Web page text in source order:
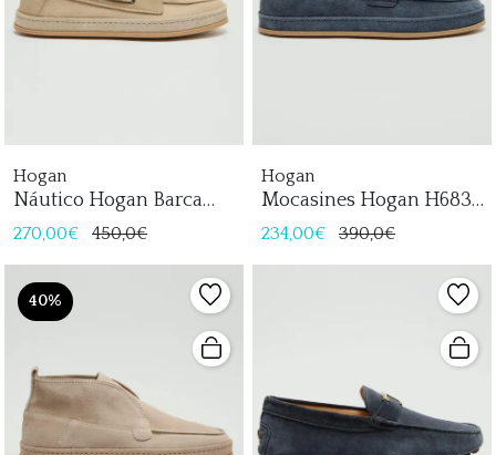
Hogan
Náutico Hogan Barca
Hombre
270,00€ 450,0€
Hogan
Mocasines Hogan H683
Hombre
234,00€ 390,0€
40%